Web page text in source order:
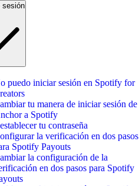
sesión
puedo iniciar sesión en Spotify for
tu manera de iniciar sesión de
a Spotify
tu contraseña
la verificación en dos pasos
Spotify Payouts
la configuración de la
en dos pasos para Spotify